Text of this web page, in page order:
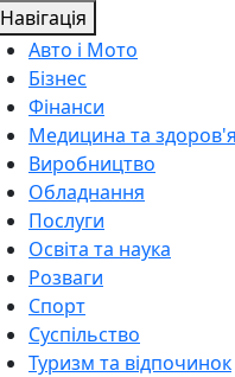
Навігація
Авто і Мото
Бізнес
Фінанси
Медицина та здоров'я
Виробництво
Обладнання
Послуги
Освіта та наука
Розваги
Спорт
Суспільство
Туризм та відпочинок